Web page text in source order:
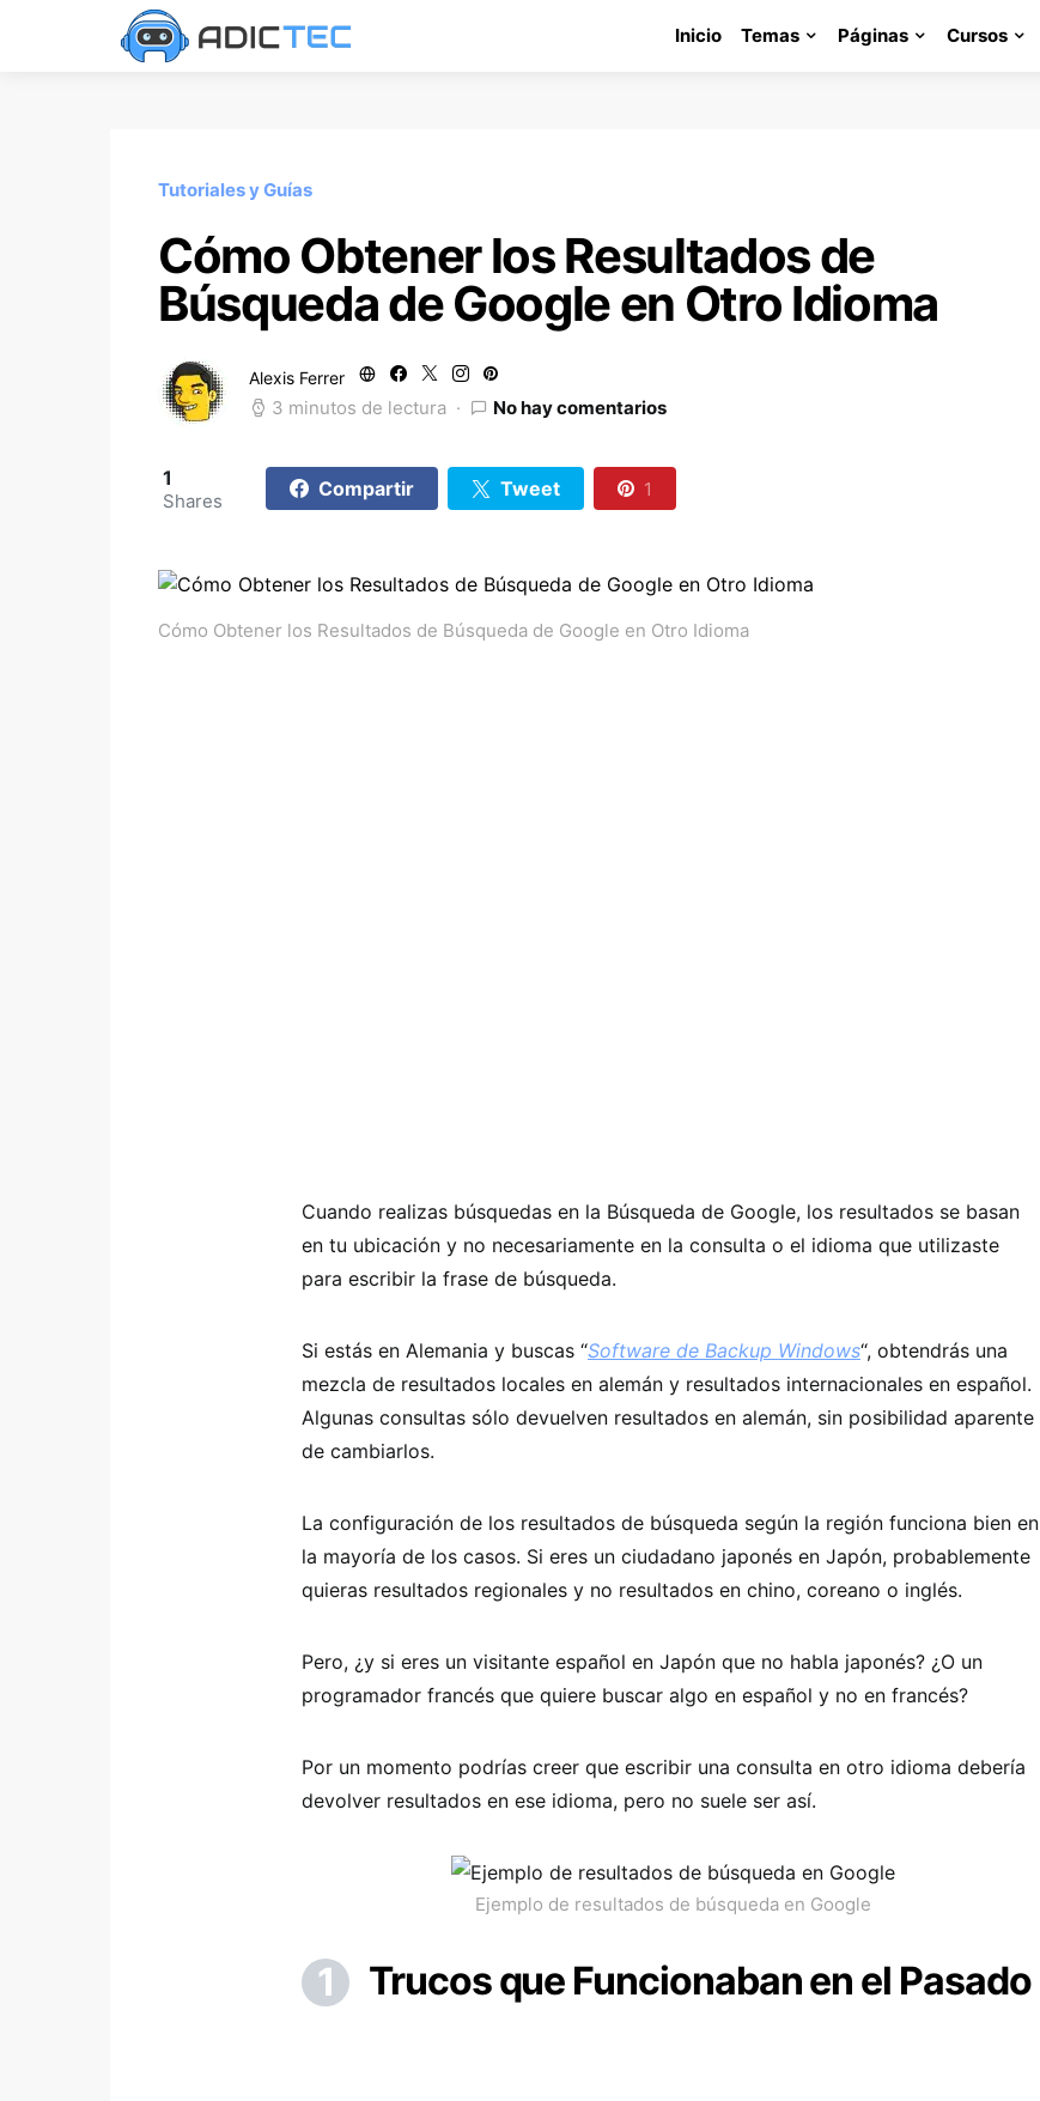
Inicio Temas Páginas Cursos
Tutoriales y Guías
Cómo Obtener los Resultados de
Búsqueda de Google en Otro Idioma
Alexis Ferrer
3 minutos de lectura No hay comentarios
1
Shares Compartir Tweet 1
Cómo Obtener los Resultados de Búsqueda de Google en Otro Idioma
Cuando realizas búsquedas en la Búsqueda de Google, los resultados se basan
en tu ubicación y no necesariamente en la consulta o el idioma que utilizaste
para escribir la frase de búsqueda.
Si estás en Alemania y buscas “Software de Backup Windows“, obtendrás una
mezcla de resultados locales en alemán y resultados internacionales en español.
Algunas consultas sólo devuelven resultados en alemán, sin posibilidad aparente
de cambiarlos.
La configuración de los resultados de búsqueda según la región funciona bien en
la mayoría de los casos. Si eres un ciudadano japonés en Japón, probablemente
quieras resultados regionales y no resultados en chino, coreano o inglés.
Pero, ¿y si eres un visitante español en Japón que no habla japonés? ¿O un
programador francés que quiere buscar algo en español y no en francés?
Por un momento podrías creer que escribir una consulta en otro idioma debería
devolver resultados en ese idioma, pero no suele ser así.
Ejemplo de resultados de búsqueda en Google
Trucos que Funcionaban en el Pasado